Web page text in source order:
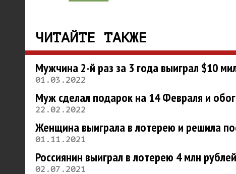
ЧИТАЙТЕ ТАКЖЕ
Мужчина 2-й раз за 3 года выиграл $10
01.03.2022
Муж сделал подарок на 14 Февраля и
22.02.2022
Женщина выиграла в лотерею и решила
01.11.2021
Россиянин выиграл в лотерею 4 млн
02.07.2021